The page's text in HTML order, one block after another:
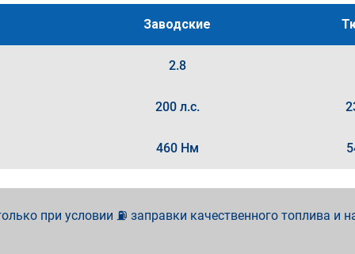
Заводские
2.8
200 л.с.
460 Нм
при условии ⛽ заправки качественного топлива и